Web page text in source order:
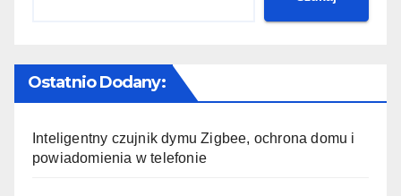
Ostatnio Dodany:
Inteligentny czujnik dymu Zigbee, ochrona domu i
powiadomienia w telefonie